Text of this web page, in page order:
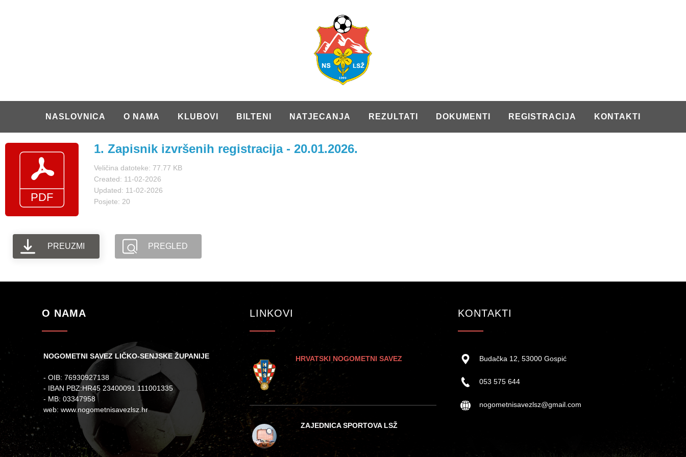
NASLOVNICA O NAMA KLUBOVI BILTENI NATJECANJA REZULTATI DOKUMENTI REGISTRACIJA KONTAKTI
1. Zapisnik izvršenih registracija - 20.01.2026.
Veličina datoteke: 77.77 KB
Created: 11-02-2026
Updated: 11-02-2026
Posjete: 20
PREUZMI PREGLED
O NAMA
NOGOMETNI SAVEZ LIČKO-SENJSKE ŽUPANIJE
- OIB: 76930927138
- IBAN PBZ:HR45 23400091 111001335
- MB: 03347958
web: www.nogometnisavezlsz.hr
LINKOVI
HRVATSKI NOGOMETNI SAVEZ
ZAJEDNICA SPORTOVA LSŽ
KONTAKTI
Budačka 12, 53000 Gospić
053 575 644
nogometnisavezlsz@gmail.com